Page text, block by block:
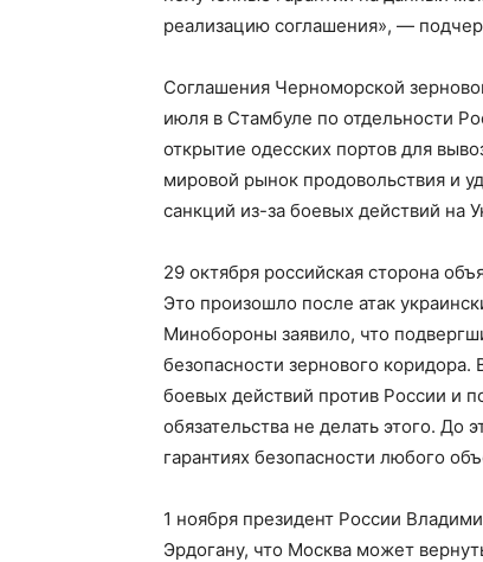
реализацию соглашения», —
Соглашения Черноморской
июля в Стамбуле по отдельности
открытие одесских портов для
мировой рынок продовольствия и
санкций из-за боевых действий на
29 октября российская сторона
Это произошло после атак
Минобороны заявило, что
безопасности зернового
боевых действий против России и
обязательства не делать этого. До
гарантиях безопасности любого
1 ноября президент России
Эрдогану, что Москва может